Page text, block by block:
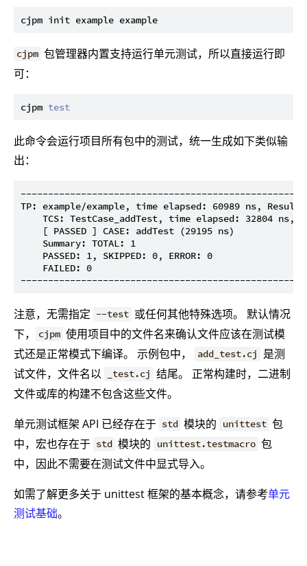
cjpm 包管理器内置支持运行单元测试，所以直接运行即
可：
cjpm test
此命令会运行项目所有包中的测试，统一生成如下类似输
出：
TP: example/example, time elapsed: 60989 ns, Result:
TCS: TestCase_addTest, time elapsed: 32804 ns,
    [ PASSED ] CASE: addTest (29195 ns)
    Summary: TOTAL: 1
    PASSED: 1, SKIPPED: 0, ERROR: 0
    FAILED: 0
注意，无需指定 --test 或任何其他特殊选项。 默认情况
下，
cjpm 使用项目中的文件名来确认文件应该在测试模
式还是正常模式下编译。 示例包中，
add_test.cj
是测
试文件，文件名以
_test.cj 结尾。 正常构建时，二进制
文件或库的构建不包含这些文件。
单元测试框架 API 已经存在于 std 模块的 unittest 包
中，宏也存在于 std 模块的 unittest.testmacro 包
中，因此不需要在测试文件中显式导入。
如需了解更多关于 unittest 框架的基本概念，请参考单元
测试基础。